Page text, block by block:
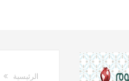
الرئيسية